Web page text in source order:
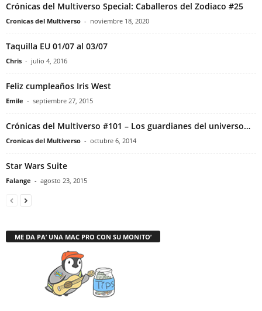
Crónicas del Multiverso Special: Caballeros del Zodiaco #25
Cronicas del Multiverso - noviembre 18, 2020
Taquilla EU 01/07 al 03/07
Chris - julio 4, 2016
Feliz cumpleaños Iris West
Emile - septiembre 27, 2015
Crónicas del Multiverso #101 – Los guardianes del universo…
Cronicas del Multiverso - octubre 6, 2014
Star Wars Suite
Falange - agosto 23, 2015
ME DA PA’ UNA MAC PRO CON SU MONITO’